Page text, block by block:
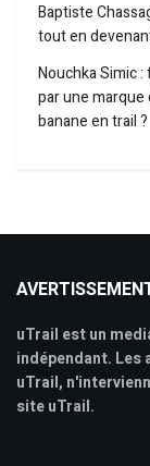
Baptiste
tout en
Nouchka Simic
par une
banane en trail ?
uTrail est un
indépendant. Les
uTrail,
site uTrail.